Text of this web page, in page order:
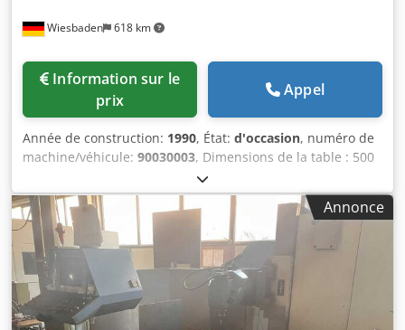
Wiesbaden 618 km
prix
Appel
Année de construction: 1990, État: d'occasion, numéro de
machine/véhicule: 90030003, Dimensions de la table : 500
x 1200 mm Course en X : 1000 mm Course en Y : 550 mm
Course en Z : 600 mm Interface de broche : ISO 40 Vitesses
de broche : 60 - 2700 tr/min Puissance du moteur de
broche : 10 kW Raccordement électrique : 380 V, 20 kVA
Crodps Npwfefx Adtjf Encombrement : 3200 x 2800 x 2650
mm Poids : 7,3 t
Annonce